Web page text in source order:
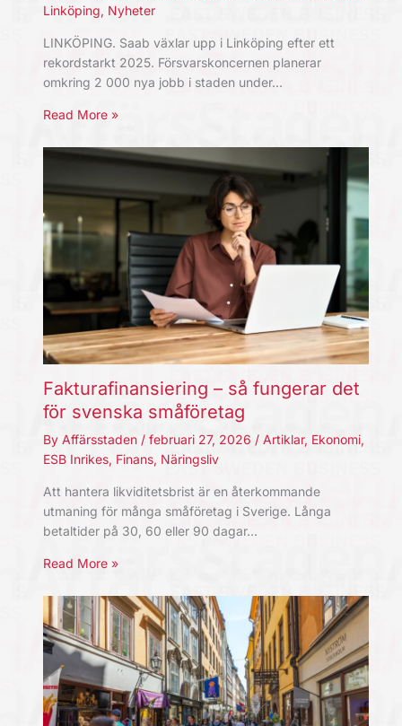
Linköping, Nyheter
LINKÖPING. Saab växlar upp i Linköping efter ett
rekordstarkt 2025. Försvarskoncernen planerar
omkring 2 000 nya jobb i staden under…
Read More »
Fakturafinansiering – så fungerar det
för svenska småföretag
By Affärsstaden / februari 27, 2026 / Artiklar, Ekonomi,
ESB Inrikes, Finans, Näringsliv
Att hantera likviditetsbrist är en återkommande
utmaning för många småföretag i Sverige. Långa
betaltider på 30, 60 eller 90 dagar…
Read More »